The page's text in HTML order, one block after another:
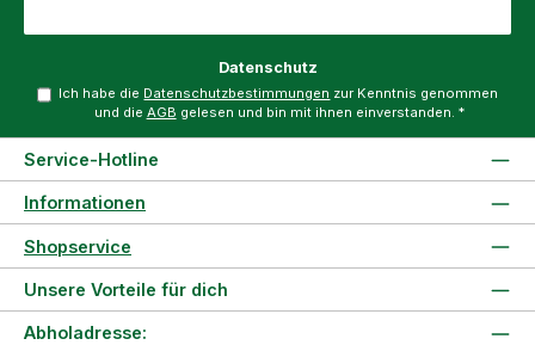
Datenschutz
Ich habe die Datenschutzbestimmungen zur Kenntnis genommen
und die AGB gelesen und bin mit ihnen einverstanden. *
Service-Hotline
Informationen
Shopservice
Unsere Vorteile für dich
Abholadresse: